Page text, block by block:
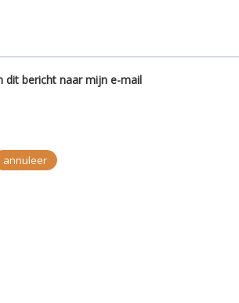
dit bericht naar mijn e-mail